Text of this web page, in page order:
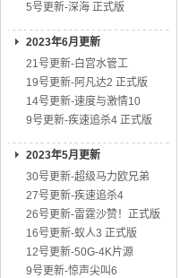
5号更新-深海 正式版
2023年6月更新
21号更新-白宫水管工
19号更新-阿凡达2 正式版
14号更新-速度与激情10
9号更新-疾速追杀4 正式版
2023年5月更新
30号更新-超级马力欧兄弟
27号更新-疾速追杀4
26号更新-雷霆沙赞！正式版
16号更新-蚁人3 正式版
12号更新-50G-4K片源
9号更新-惊声尖叫6